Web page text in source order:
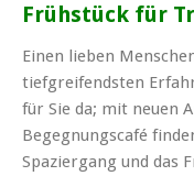
Frühstück für
Einen lieben
tiefgreifendsten
für Sie da; mit neuen
Begegnungscafé
Spaziergang und das